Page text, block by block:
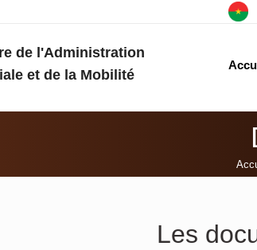
de l'Administration
et de la Mobilité
Les